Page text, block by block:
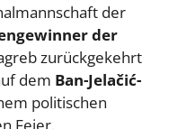
der
der
zurückgekehrt
dem Ban-Jelačić-
politischen
Feier.